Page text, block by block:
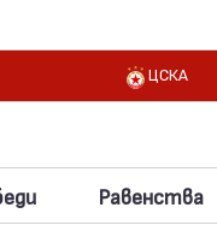
ЦСКА
Равенства